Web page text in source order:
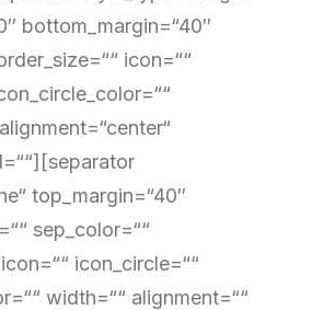
bottom_margin=“40″
icon=““
top_margin=“40″
sep_color=““
icon_circle=““
width=““ alignment=““